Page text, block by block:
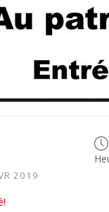
2019